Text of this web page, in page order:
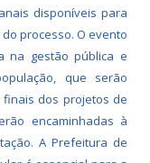
disponíveis para
processo. O evento
na gestão pública e
que serão
dos projetos de
encaminhadas à
A Prefeitura de